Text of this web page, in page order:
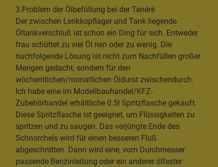
3.Problem der Ölbefüllung bei der Ténéré
Der zwischen Lenkkopflager und Tank liegende
Öltankverschluß ist schon ein Ding für sich. Entweder
frau schüttet zu viel Öl rein oder zu wenig. Die
nachfolgende Lösung ist nicht zum Nachfüllen großer
Mengen gedacht, sondern für den
wöchentlichen/monatlichen Öldurst zwischendurch.
Ich habe eine im Modellbauhandel/KFZ-
Zubehörhandel erhältliche 0.5l Spritzflasche gekauft.
Diese Spritzflasche ist geeignet, um Flüssigkeiten zu
spritzen und zu saugen. Das verjüngte Ende des
Schnorchels wird für einen besseren Fluß
abgeschnitten. Dann wird eine, vom Durchmesser
passende Benzinleitung oder ein anderer ölfester